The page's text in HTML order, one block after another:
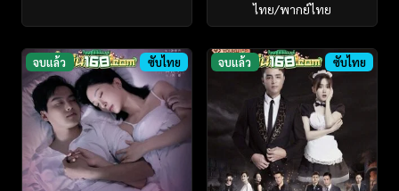
ไทย/พากย์ไทย
จบแล้ว ซับไทย จบแล้ว ซับไทย